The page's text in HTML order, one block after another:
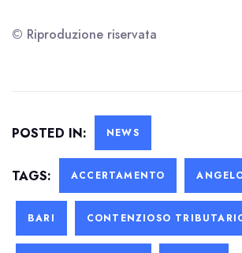
© Riproduzione riservata
POSTED IN: NEWS
TAGS: ACCERTAMENTO
BARI CONTENZIOSO